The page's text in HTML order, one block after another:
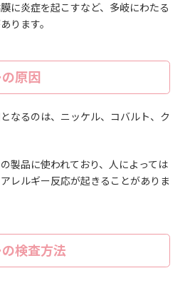
に炎症を起こすなど、多岐にわたる
ります。
原因
なるのは、ニッケル、コバルト、ク
製品に使われており、人によっては
レルギー反応が起きることがありま
検査方法